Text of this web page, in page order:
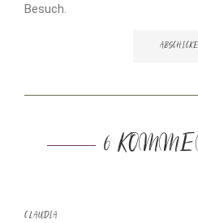
Besuch.
6
CLAUDIA